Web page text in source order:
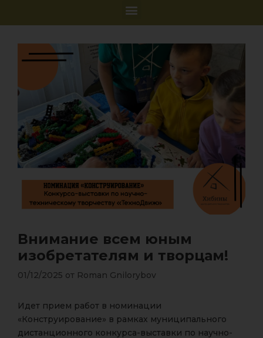
Внимание всем юным
изобретателям и творцам!
01/12/2025 от Roman Gnilorybov
Идет прием работ в номинации
«Конструирование» в рамках муниципального
дистанционного конкурса-выставки по научно-